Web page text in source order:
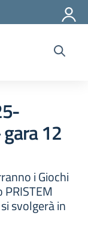
gara 12
i Giochi
svolgerà in